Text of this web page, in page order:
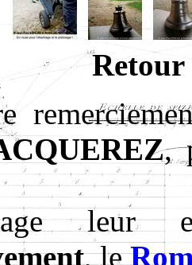
Retour
,
leur
, le